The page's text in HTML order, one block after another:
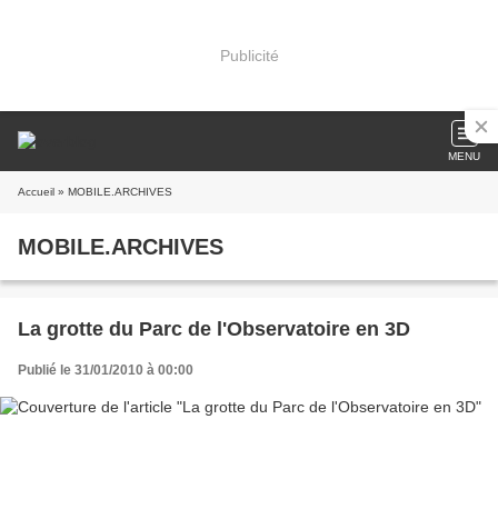
Publicité
MENU
Accueil » MOBILE.ARCHIVES
MOBILE.ARCHIVES
La grotte du Parc de l'Observatoire en 3D
Publié le 31/01/2010 à 00:00